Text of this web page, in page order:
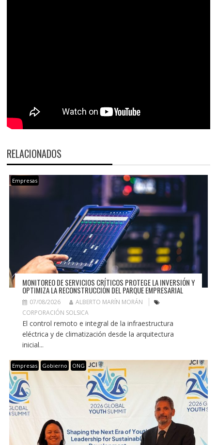
RELACIONADOS
Empresas
MONITOREO DE SERVICIOS CRÍTICOS PROTEGE LA INVERSIÓN Y
OPTIMIZA LA RECONSTRUCCIÓN DEL PARQUE EMPRESARIAL
07/08/2026
ALBERTO MARÍN MORÁN
CORPORACIÓN SOLSICA
El control remoto e integral de la infraestructura
eléctrica y de climatización desde la arquitectura
inicial...
Empresas Gobierno ONG